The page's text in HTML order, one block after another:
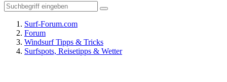
Surf-Forum.com
Forum
Windsurf Tipps & Tricks
Surfspots, Reisetipps & Wetter